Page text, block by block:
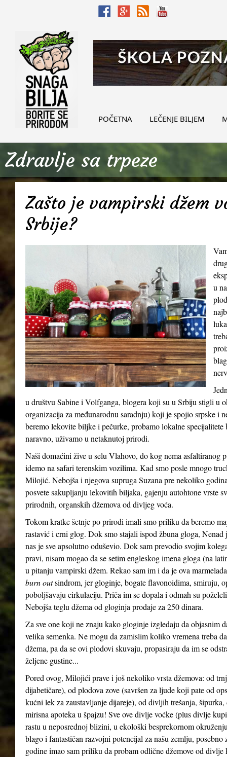
POČETNA LEČENJE BILJEM
Zdravlje sa trpeze
Zašto je vampirski džem
Srbije?
u
u društvu Sabine i Volfganga, blogera koji su u Srbiju stigli u
organizacija za međunarodnu saradnju) koji je spojio srpske i
beremo lekovite biljke i pečurke, probamo lokalne
naravno, uživamo u netaknutoj prirodi.
Naši domaćini žive u selu Vlahovo, do kog nema asfaltiranog
idemo na safari terenskim vozilima. Kad smo posle mnogo
Milojić. Nebojša i njegova supruga Suzana pre nekoliko
posvete sakupljanju lekovitih biljaka, gajenju autohtone vrste
prirodnih, organskih džemova od divljeg voća.
Tokom kratke šetnje po prirodi imali smo priliku da beremo
rastavić i crni glog. Dok smo stajali ispod žbuna gloga,
nas je sve apsolutno oduševio. Dok sam prevodio svojim
pravi, nisam mogao da se setim engleskog imena gloga (na
u pitanju vampirski džem. Rekao sam im i da je ova
burn outsindrom, jer gloginje, bogate flavonoidima, smiruju,
poboljšavaju cirkulaciju. Priča im se dopala i odmah su
Nebojša teglu džema od gloginja prodaje za 250 dinara.
Za sve one koji ne znaju kako gloginje izgledaju da objasnim
velika semenka. Ne mogu da zamislim koliko vremena treba
džema, pa da se ovi plodovi skuvaju, propasiraju da im se
željene gustine...
Pored ovog, Milojići prave i još nekoliko vrsta džemova: od
dijabetičare), od plodova zove (savršen za ljude koji pate od
kućni lek za zaustavljanje dijareje), od divljih trešanja,
mirisna apoteka u špajzu! Sve ove divlje voćke (plus divlje
rastu u neposrednoj blizini, u ekološki besprekornom
blago i fantastičan razvojni potencijal za našu zemlju,
godine imao sam priliku da probam odlične džemove od